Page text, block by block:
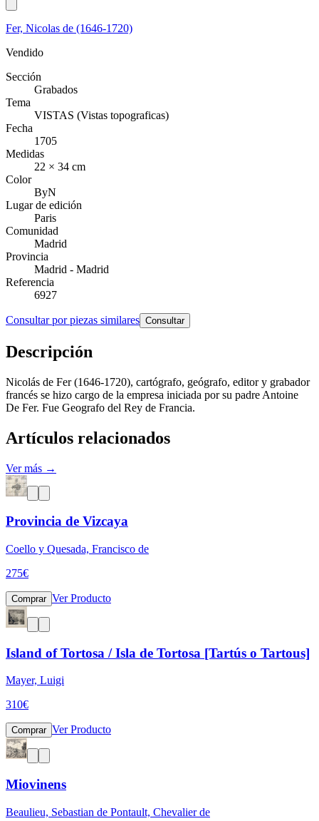
Fer, Nicolas de (1646-1720)
Vendido
Sección
Grabados
Tema
VISTAS (Vistas topograficas)
Fecha
1705
Medidas
22 × 34 cm
Color
ByN
Lugar de edición
Paris
Comunidad
Madrid
Provincia
Madrid - Madrid
Referencia
6927
Consultar por piezas similares Consultar
Descripción
Nicolás de Fer (1646-1720), cartógrafo, geógrafo, editor y grabador
francés se hizo cargo de la empresa iniciada por su padre Antoine
De Fer. Fue Geografo del Rey de Francia.
Artículos relacionados
Ver más →
Provincia de Vizcaya
Coello y Quesada, Francisco de
275€
Comprar Ver Producto
Island of Tortosa / Isla de Tortosa [Tartús o Tartous]
Mayer, Luigi
310€
Comprar Ver Producto
Miovinens
Beaulieu, Sebastian de Pontault, Chevalier de